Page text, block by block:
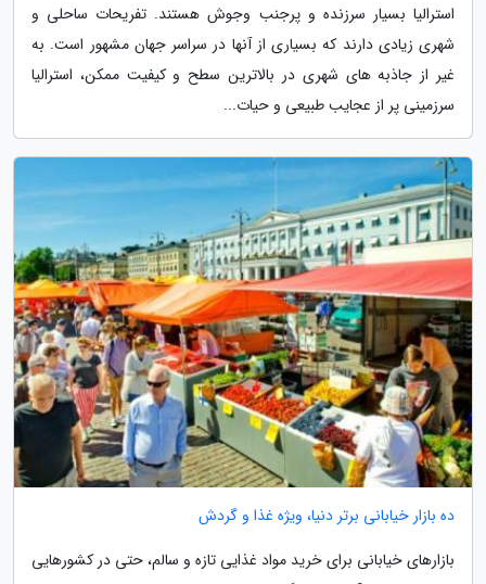
استرالیا بسیار سرزنده و پرجنب وجوش هستند. تفریحات ساحلی و
شهری زیادی دارند که بسیاری از آنها در سراسر جهان مشهور است. به
غیر از جاذبه های شهری در بالاترین سطح و کیفیت ممکن، استرالیا
سرزمینی پر از عجایب طبیعی و حیات...
ده بازار خیابانی برتر دنیا، ویژه غذا و گردش
بازارهای خیابانی برای خرید مواد غذایی تازه و سالم، حتی در کشورهایی